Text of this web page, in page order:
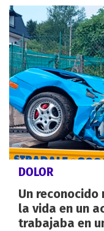
DOLOR
Un reconocido
la vida en un
trabajaba en